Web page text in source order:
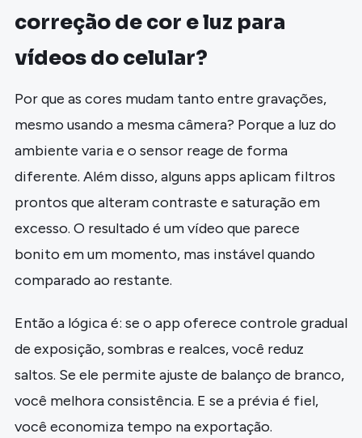
correção de cor e luz para
vídeos do celular?
Por que as cores mudam tanto entre gravações,
mesmo usando a mesma câmera? Porque a luz do
ambiente varia e o sensor reage de forma
diferente. Além disso, alguns apps aplicam filtros
prontos que alteram contraste e saturação em
excesso. O resultado é um vídeo que parece
bonito em um momento, mas instável quando
comparado ao restante.
Então a lógica é: se o app oferece controle gradual
de exposição, sombras e realces, você reduz
saltos. Se ele permite ajuste de balanço de branco,
você melhora consistência. E se a prévia é fiel,
você economiza tempo na exportação.